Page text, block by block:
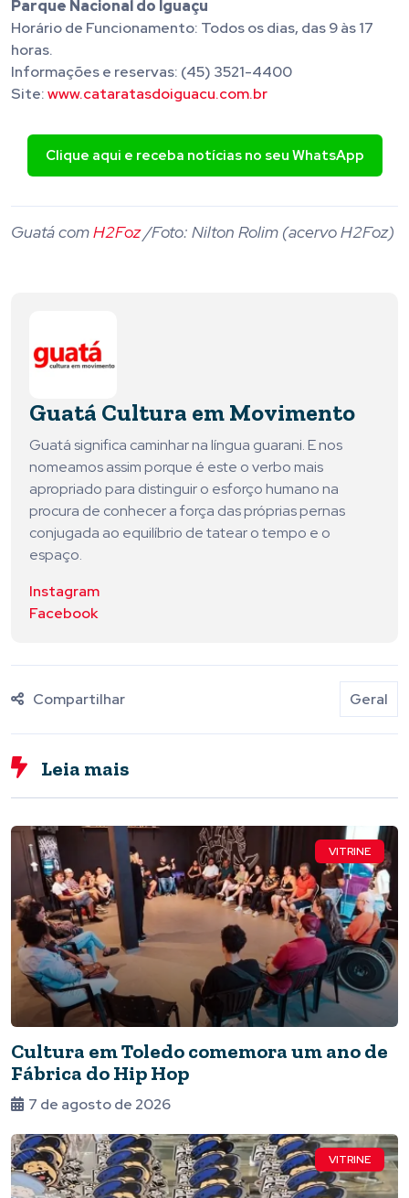
Parque Nacional do Iguaçu
Horário de Funcionamento: Todos os dias, das 9 às 17
horas.
Informações e reservas: (45) 3521-4400
Site:www.cataratasdoiguacu.com.br
Clique aqui e receba notícias no seu WhatsApp
Guatá comH2Foz/Foto: Nilton Rolim (acervo H2Foz)
Guatá Cultura em Movimento
Guatá significa caminhar na língua guarani. E nos
nomeamos assim porque é este o verbo mais
apropriado para distinguir o esforço humano na
procura de conhecer a força das próprias pernas
conjugada ao equilíbrio de tatear o tempo e o
espaço.
Instagram
Facebook
Compartilhar Geral
Leia mais
VITRINE
Cultura em Toledo comemora um ano de
Fábrica do Hip Hop
7 de agosto de 2026
VITRINE